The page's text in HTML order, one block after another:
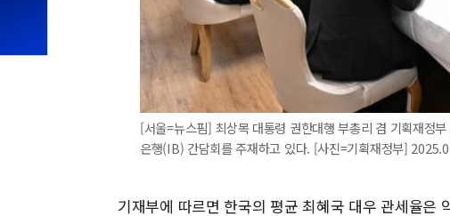
[서울=뉴스핌] 최상목 대통령 권한대행 부총리 겸 기획재정
은행(IB) 간담회를 주재하고 있다. [사진=기획재정부]
기재부에 따르면 한국의 평균 최혜국 대우 관세율은